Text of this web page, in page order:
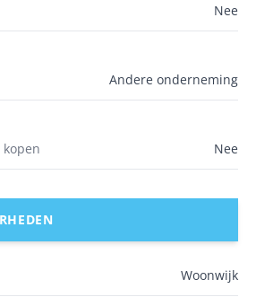
Nee
Andere onderneming
Nee
Woonwijk